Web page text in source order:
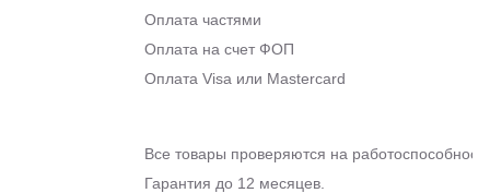
Оплата частями
Оплата на счет ФОП
Оплата Visa или Mastercard
Все товары проверяются на
Гарантия до 12 месяцев.